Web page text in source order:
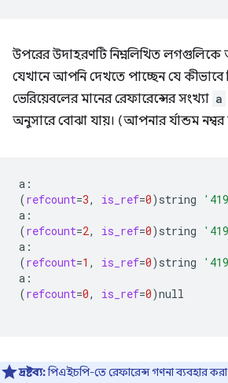
উপরের উদাহরণটি নিম্নলিখিত
যেখানে আপনি দেখতে পাচ্ছেন যে কীভাবে
ভেরিয়েবলের মানের রেফারেন্সের সংখ্যা a
অনুসারে বোঝা যায়। (আপনার র্যান্ডম নম্বর
(refcount=3, is_ref=0) string
(refcount=2, is_ref=0) string
(refcount=1 , is_ref=0) string
(refcount=0, is_ref=0)null
দ্রষ্টব্য:পিএইচপি-তে রেফারেন্স গণনা ব্যবহার